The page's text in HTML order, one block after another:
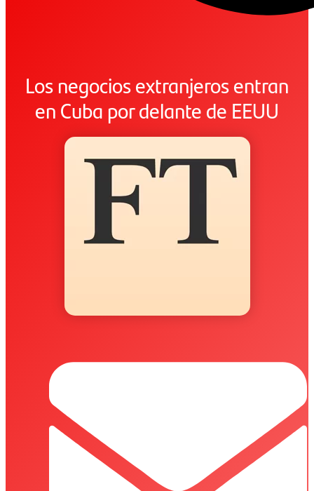
Los negocios extranjeros entran
en Cuba por delante de EEUU